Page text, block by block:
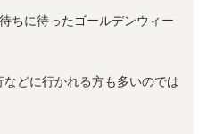
ちに待ったゴールデンウィー
どに行かれる方も多いのでは